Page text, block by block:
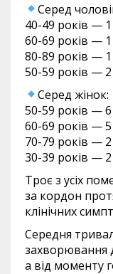
Серед
40-49 років —
60-69 років —
80-89 років —
50-59 років —
Серед жінок:
50-59 років —
60-69 років —
70-79 років —
30-39 років —
Троє з усіх
за кордон
клінічних
Середня
захворювання
а від моменту